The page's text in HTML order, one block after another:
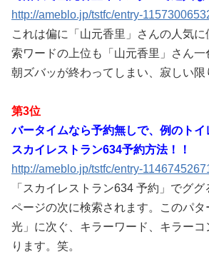
http://ameblo.jp/tstfc/entry-
これは偏に「山元香里」さんの人気
索ワードの上位も「山元香里」さん一
朝ズバッが終わってしまい、寂しい限
第3位
バータイムなら予約無しで、例のトイ
スカイレストラン634予約方法！！
http://ameblo.jp/tstfc/entry-
「スカイレストラン634 予約」でグ
ページの次に検索されます。このパ
光」に次ぐ、キラーワード、キラー
ります。笑。